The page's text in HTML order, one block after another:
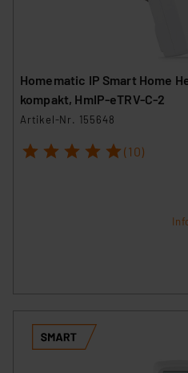
Homematic IP Smart Home
kompakt, HmIP-eTRV-C-2
Artikel-Nr. 155648
1 2 3 4 5 (10)